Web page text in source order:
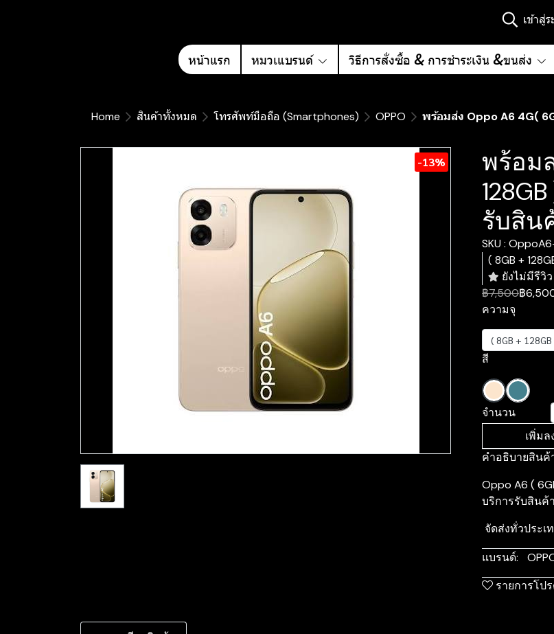
เข้าสู่
หน้าแรก หมวเแบรนด์ วิธีการสั่งซื้อ & การชำระเงิน &ขนส่ง
Home สินค้าทั้งหมด โทรศัพท์มือถือ (Smartphones) OPPO พร้อมส่ง Oppo A6 4G(
-13%
พร้อม
รับสิน
SKU :
( 8GB +
ยังไม่มีรีวิว
฿7,500฿
ความจุ
( 8GB + 128GB
สี
จำนวน
เพิ่มล
คำอธิบายสินค้
Oppo A6 (
บริการรับสินค้
จัดส่งทั่วประ
แบรนด์:
รายการโป